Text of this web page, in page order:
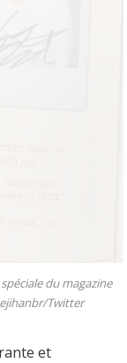
du magazine
Twitter
et